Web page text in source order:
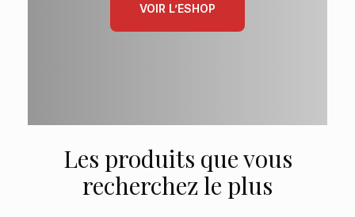
VOIR L’ESHOP
Les produits que vous
recherchez le plus